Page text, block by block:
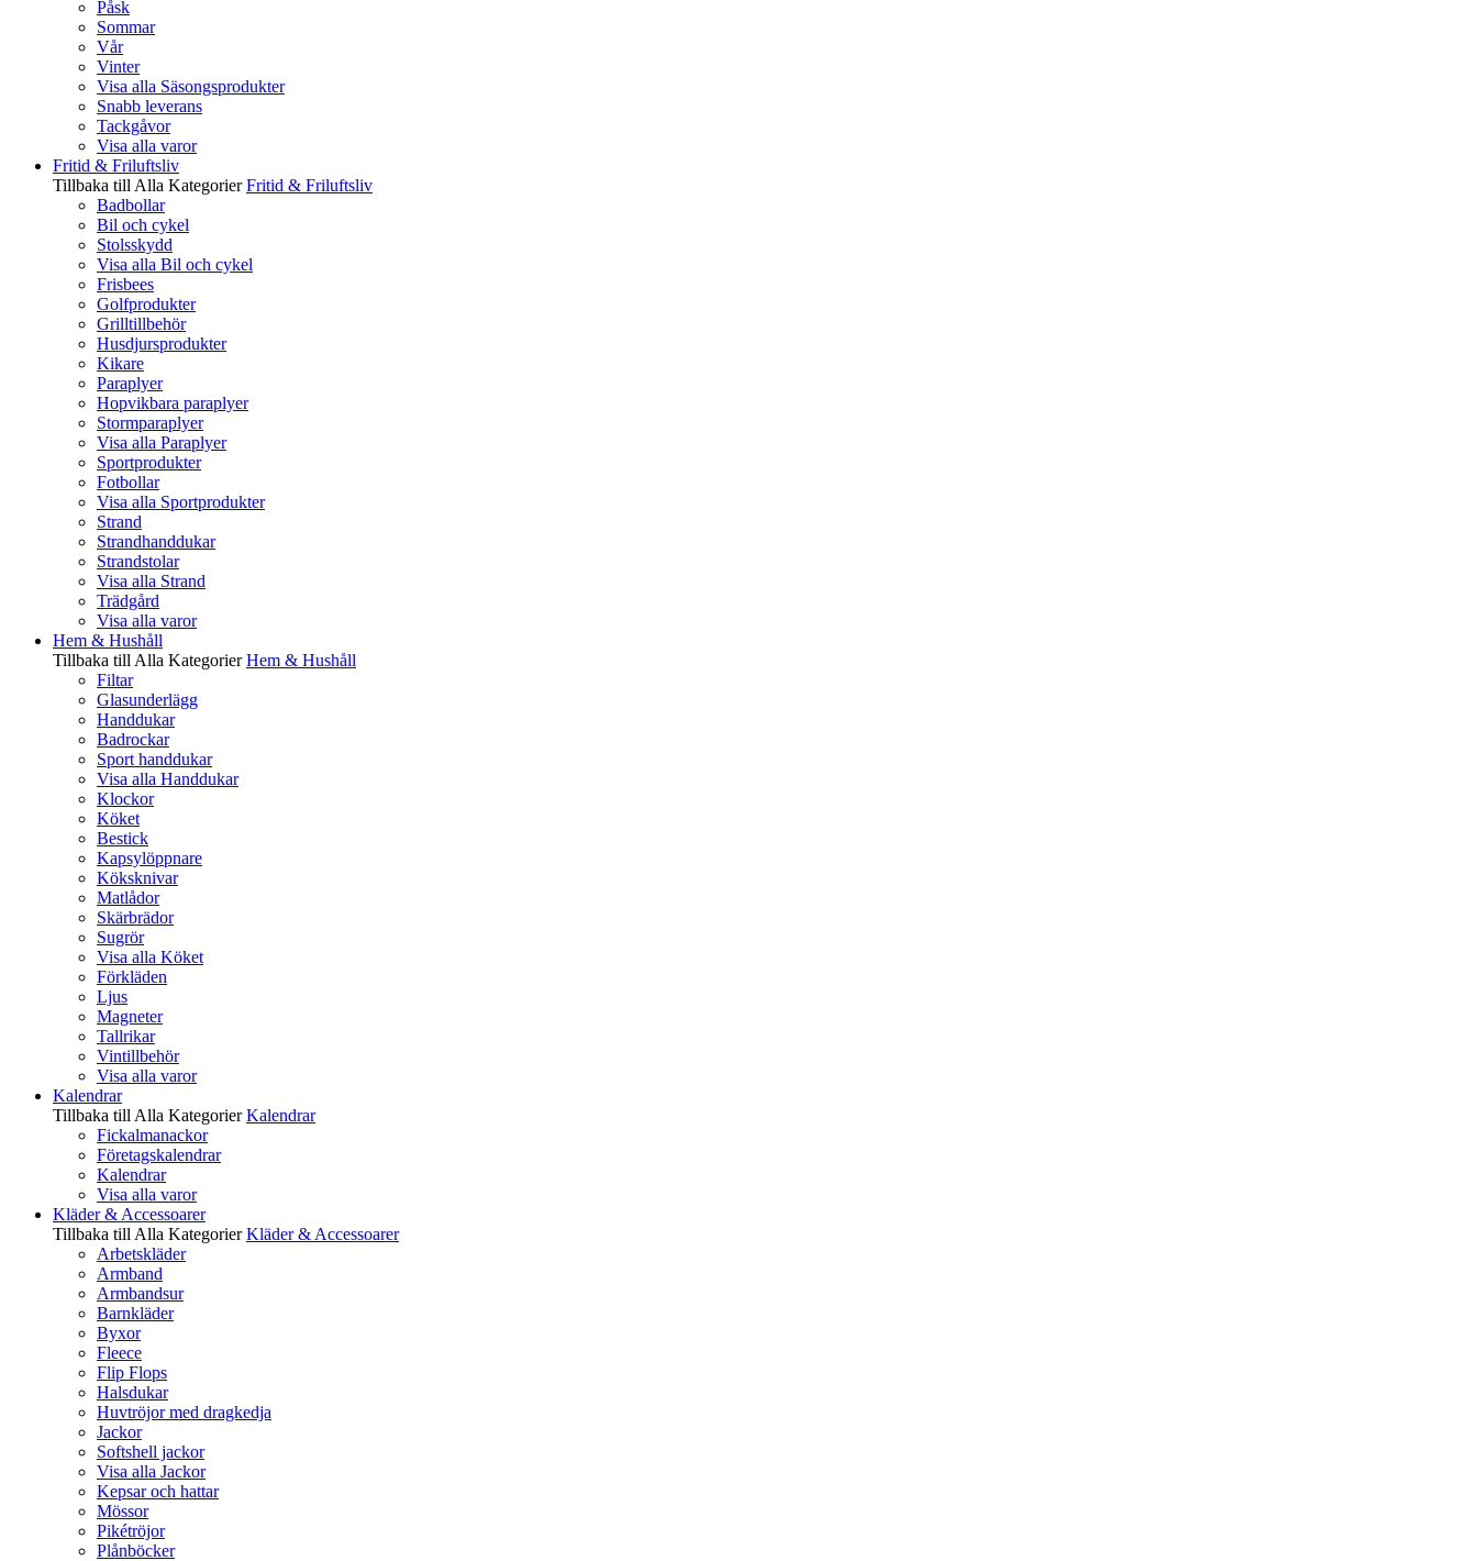
Påsk
Sommar
Vår
Vinter
Visa alla Säsongsprodukter
Snabb leverans
Tackgåvor
Visa alla varor
Fritid & Friluftsliv
Tillbaka till Alla Kategorier Fritid & Friluftsliv
Badbollar
Bil och cykel
Stolsskydd
Visa alla Bil och cykel
Frisbees
Golfprodukter
Grilltillbehör
Husdjursprodukter
Kikare
Paraplyer
Hopvikbara paraplyer
Stormparaplyer
Visa alla Paraplyer
Sportprodukter
Fotbollar
Visa alla Sportprodukter
Strand
Strandhanddukar
Strandstolar
Visa alla Strand
Trädgård
Visa alla varor
Hem & Hushåll
Tillbaka till Alla Kategorier Hem & Hushåll
Filtar
Glasunderlägg
Handdukar
Badrockar
Sport handdukar
Visa alla Handdukar
Klockor
Köket
Bestick
Kapsylöppnare
Köksknivar
Matlådor
Skärbrädor
Sugrör
Visa alla Köket
Förkläden
Ljus
Magneter
Tallrikar
Vintillbehör
Visa alla varor
Kalendrar
Tillbaka till Alla Kategorier Kalendrar
Fickalmanackor
Företagskalendrar
Kalendrar
Visa alla varor
Kläder & Accessoarer
Tillbaka till Alla Kategorier Kläder & Accessoarer
Arbetskläder
Armband
Armbandsur
Barnkläder
Byxor
Fleece
Flip Flops
Halsdukar
Huvtröjor med dragkedja
Jackor
Softshell jackor
Visa alla Jackor
Kepsar och hattar
Mössor
Pikétröjor
Plånböcker